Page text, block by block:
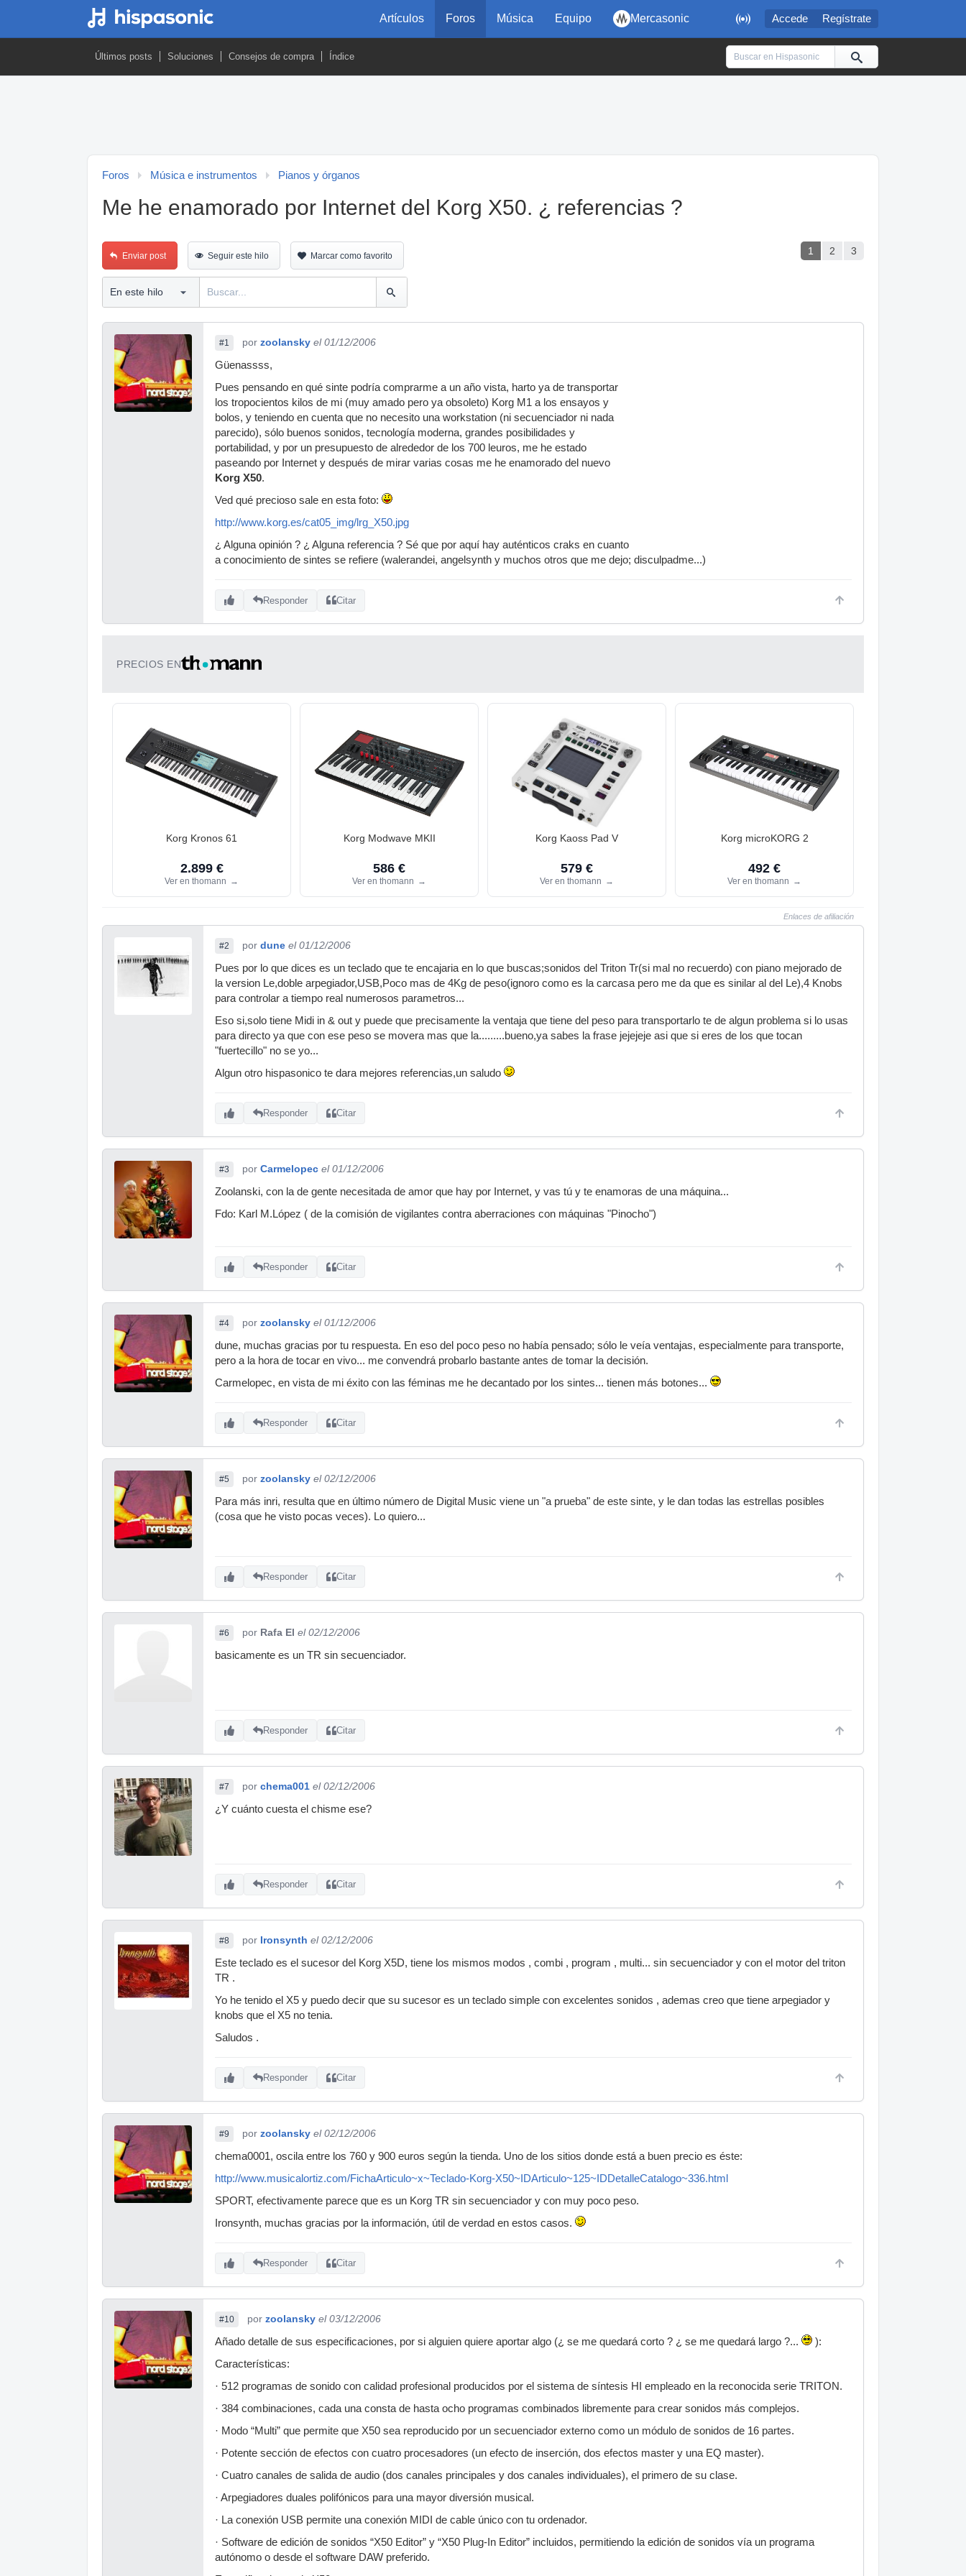
 Accede Regístrate
Artículos Foros Música Equipo Mercasonic
Últimos posts Soluciones Consejos de compra Índice
Foros Música e instrumentos Pianos y órganos
Me he enamorado por Internet del Korg X50. ¿ referencias ?
1 2 3
Enviar post Seguir este hilo Marcar como favorito
#1 por zoolansky el 01/12/2006
Güenassss,
Pues pensando en qué sinte podría comprarme a un año vista, harto ya de transportar
los tropocientos kilos de mi (muy amado pero ya obsoleto) Korg M1 a los ensayos y
bolos, y teniendo en cuenta que no necesito una workstation (ni secuenciador ni nada
parecido), sólo buenos sonidos, tecnología moderna, grandes posibilidades y
portabilidad, y por un presupuesto de alrededor de los 700 leuros, me he estado
paseando por Internet y después de mirar varias cosas me he enamorado del nuevo
Korg X50.
Ved qué precioso sale en esta foto:
http://www.korg.es/cat05_img/lrg_X50.jpg
¿ Alguna opinión ? ¿ Alguna referencia ? Sé que por aquí hay auténticos craks en cuanto
a conocimiento de sintes se refiere (walerandei, angelsynth y muchos otros que me dejo; disculpadme...)
Responder Citar
PRECIOS EN
Korg Kronos 61
2.899 €
Ver en thomann →
Korg Modwave MKII
586 €
Ver en thomann →
Korg Kaoss Pad V
579 €
Ver en thomann →
Korg microKORG 2
492 €
Ver en thomann →
Enlaces de afiliación
#2 por dune el 01/12/2006
Pues por lo que dices es un teclado que te encajaria en lo que buscas;sonidos del Triton Tr(si mal no recuerdo) con piano mejorado de
la version Le,doble arpegiador,USB,Poco mas de 4Kg de peso(ignoro como es la carcasa pero me da que es sinilar al del Le),4 Knobs
para controlar a tiempo real numerosos parametros...
Eso si,solo tiene Midi in & out y puede que precisamente la ventaja que tiene del peso para transportarlo te de algun problema si lo usas
para directo ya que con ese peso se movera mas que la.........bueno,ya sabes la frase jejejeje asi que si eres de los que tocan
"fuertecillo" no se yo...
Algun otro hispasonico te dara mejores referencias,un saludo
Responder Citar
#3 por Carmelopec el 01/12/2006
Zoolanski, con la de gente necesitada de amor que hay por Internet, y vas tú y te enamoras de una máquina...
Fdo: Karl M.López ( de la comisión de vigilantes contra aberraciones con máquinas "Pinocho")
Responder Citar
#4 por zoolansky el 01/12/2006
dune, muchas gracias por tu respuesta. En eso del poco peso no había pensado; sólo le veía ventajas, especialmente para transporte,
pero a la hora de tocar en vivo... me convendrá probarlo bastante antes de tomar la decisión.
Carmelopec, en vista de mi éxito con las féminas me he decantado por los sintes... tienen más botones...
Responder Citar
#5 por zoolansky el 02/12/2006
Para más inri, resulta que en último número de Digital Music viene un "a prueba" de este sinte, y le dan todas las estrellas posibles
(cosa que he visto pocas veces). Lo quiero...
Responder Citar
#6 por Rafa El el 02/12/2006
basicamente es un TR sin secuenciador.
Responder Citar
#7 por chema001 el 02/12/2006
¿Y cuánto cuesta el chisme ese?
Responder Citar
#8 por Ironsynth el 02/12/2006
Este teclado es el sucesor del Korg X5D, tiene los mismos modos , combi , program , multi... sin secuenciador y con el motor del triton
TR .
Yo he tenido el X5 y puedo decir que su sucesor es un teclado simple con excelentes sonidos , ademas creo que tiene arpegiador y
knobs que el X5 no tenia.
Saludos .
Responder Citar
#9 por zoolansky el 02/12/2006
chema0001, oscila entre los 760 y 900 euros según la tienda. Uno de los sitios donde está a buen precio es éste:
http://www.musicalortiz.com/FichaArticulo~x~Teclado-Korg-X50~IDArticulo~125~IDDetalleCatalogo~336.html
SPORT, efectivamente parece que es un Korg TR sin secuenciador y con muy poco peso.
Ironsynth, muchas gracias por la información, útil de verdad en estos casos.
Responder Citar
#10 por zoolansky el 03/12/2006
Añado detalle de sus especificaciones, por si alguien quiere aportar algo (¿ se me quedará corto ? ¿ se me quedará largo ?...
):
Características:
· 512 programas de sonido con calidad profesional producidos por el sistema de síntesis HI empleado en la reconocida serie TRITON.
· 384 combinaciones, cada una consta de hasta ocho programas combinados libremente para crear sonidos más complejos.
· Modo “Multi” que permite que X50 sea reproducido por un secuenciador externo como un módulo de sonidos de 16 partes.
· Potente sección de efectos con cuatro procesadores (un efecto de inserción, dos efectos master y una EQ master).
· Cuatro canales de salida de audio (dos canales principales y dos canales individuales), el primero de su clase.
· Arpegiadores duales polifónicos para una mayor diversión musical.
· La conexión USB permite una conexión MIDI de cable único con tu ordenador.
· Software de edición de sonidos “X50 Editor” y “X50 Plug-In Editor” incluidos, permitiendo la edición de sonidos vía un programa
autónomo o desde el software DAW preferido.